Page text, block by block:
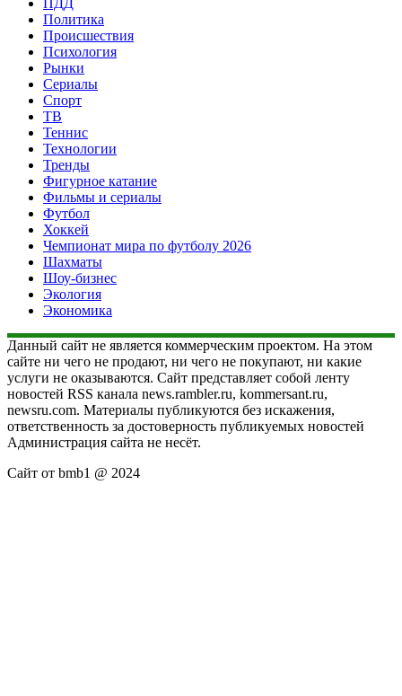
Политика
Происшествия
Психология
Рынки
Сериалы
Спорт
ТВ
Теннис
Технологии
Тренды
Фигурное катание
Фильмы и сериалы
Футбол
Хоккей
Чемпионат мира по футболу 2026
Шахматы
Шоу-бизнес
Экология
Экономика
Данный сайт не является коммерческим проектом. На этом
сайте ни чего не продают, ни чего не покупают, ни какие
услуги не оказываются. Сайт представляет собой ленту
новостей RSS канала news.rambler.ru, kommersant.ru,
newsru.com. Материалы публикуются без искажения,
ответственность за достоверность публикуемых новостей
Администрация сайта не несёт.
Сайт от bmb1 @ 2024